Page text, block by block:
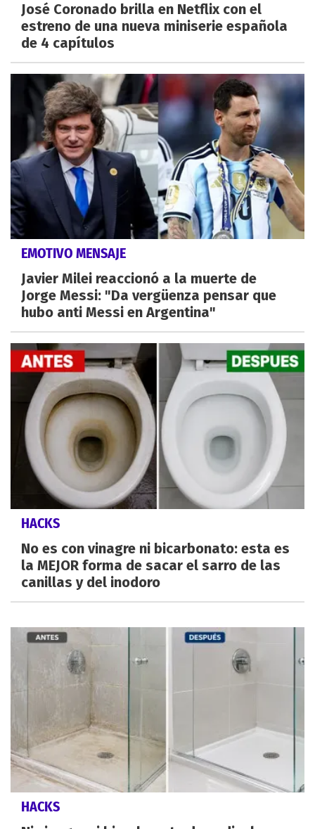
José Coronado brilla en Netflix con el
estreno de una nueva miniserie española
de 4 capítulos
EMOTIVO MENSAJE
Javier Milei reaccionó a la muerte de
Jorge Messi: "Da vergüenza pensar que
hubo anti Messi en Argentina"
HACKS
No es con vinagre ni bicarbonato: esta es
la MEJOR forma de sacar el sarro de las
canillas y del inodoro
HACKS